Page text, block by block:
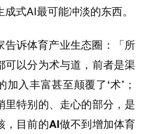
式AI最可能冲淡的东西。
诉体育产业生态圈：
「所
可以分为术与道，前者是渠
入丰富甚至颠覆了‘术’；
里特别的、走心的部分，是
，目前的AI做不到增加体育